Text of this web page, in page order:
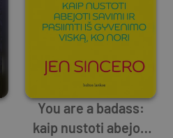
You are a badass:
kaip nustoti abejoti